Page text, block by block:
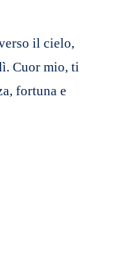
il cielo,
Cuor mio, ti
fortuna e